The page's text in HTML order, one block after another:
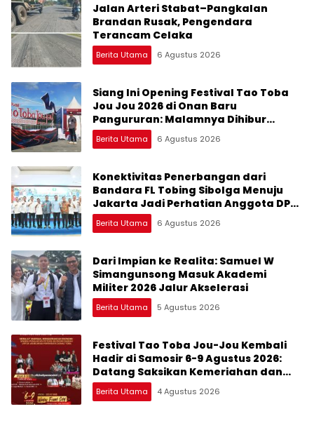
Jalan Arteri Stabat–Pangkalan
Brandan Rusak, Pengendara
Terancam Celaka
Berita Utama 6 Agustus 2026
Siang Ini Opening Festival Tao Toba
Jou Jou 2026 di Onan Baru
Pangururan: Malamnya Dihibur
Marsada Band
Berita Utama 6 Agustus 2026
Konektivitas Penerbangan dari
Bandara FL Tobing Sibolga Menuju
Jakarta Jadi Perhatian Anggota DPR
RI Muhammad Lokot Nasution
Berita Utama 6 Agustus 2026
Dari Impian ke Realita: Samuel W
Simangunsong Masuk Akademi
Militer 2026 Jalur Akselerasi
Berita Utama 5 Agustus 2026
Festival Tao Toba Jou-Jou Kembali
Hadir di Samosir 6-9 Agustus 2026:
Datang Saksikan Kemeriahan dan
Raih Peluangnya
Berita Utama 4 Agustus 2026